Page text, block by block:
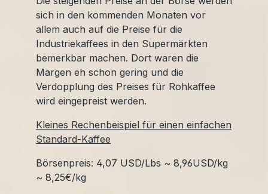
sich in den kommenden Monaten vor
allem auch auf die Preise für die
Industriekaffees in den Supermärkten
bemerkbar machen. Dort waren die
Margen eh schon gering und die
Verdopplung des Preises für Rohkaffee
wird eingepreist werden.
Kleines Rechenbeispiel für einen einfachen
Standard-Kaffee
Börsenpreis: 4,07 USD/Lbs ~ 8,96USD/kg
~ 8,25€/kg